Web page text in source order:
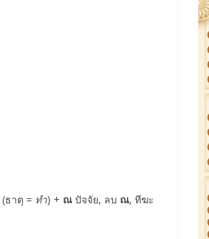
(ธาตุ = ทำ) + ณ ปัจจัย, ลบ ณ, ทีฆะ